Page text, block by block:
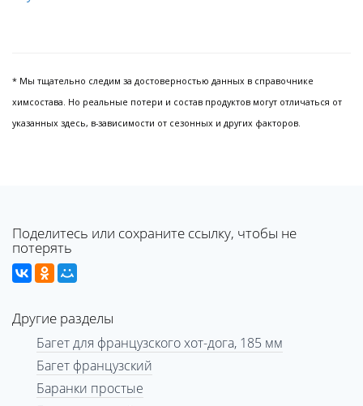
* Мы тщательно следим за достоверностью данных в справочнике
химсостава. Но реальные потери и состав продуктов могут отличаться от
указанных здесь, в-зависимости от сезонных и других факторов.
Поделитесь или сохраните ссылку, чтобы не
потерять
Другие разделы
Багет для французского хот-дога, 185 мм
Багет французский
Баранки простые